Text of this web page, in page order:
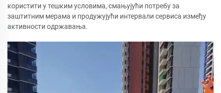
користити у тешким условима, смањујући потребу за
заштитним мерама и продужујући интервали сервиса између
активности одржавања.